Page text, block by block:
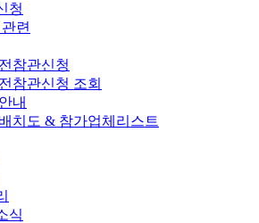
청
련
참관신청
참관신청 조회
내
치도 & 참가업체리스트
식